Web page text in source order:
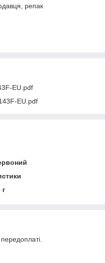
репак
EU.pdf
EU.pdf
г